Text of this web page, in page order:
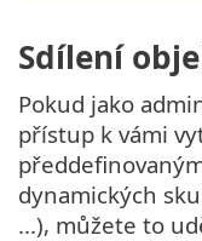
Sdílení
Pokud jako
přístup k vámi
dynamických
...), můžete to